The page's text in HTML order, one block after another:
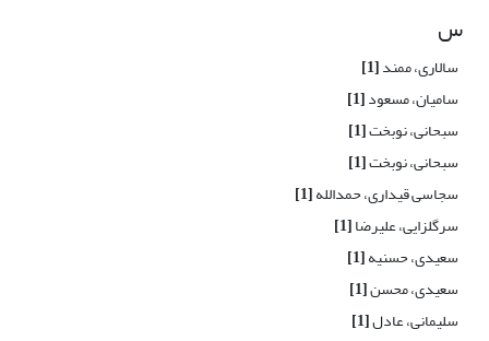
س
سالاری، ممند[1]
سامیان، مسعود[1]
سبحانی، نوبخت[1]
سبحانی، نوبخت[1]
سجاسی قیداری، حمدالله[1]
سرگلزایی، علیرضا[1]
سعیدی، حسنیه[1]
سعیدی، محسن[1]
سلیمانی، عادل[1]